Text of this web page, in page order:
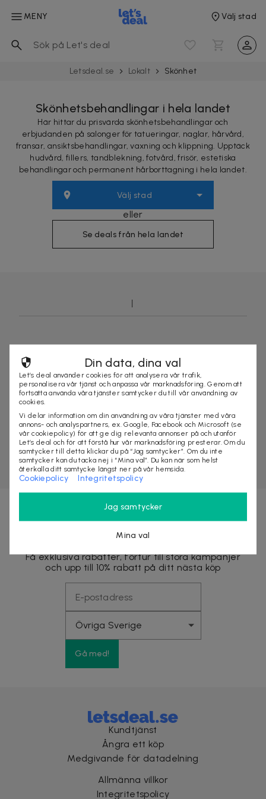
MENY Välj stad
Letsdeal.se Lokalt Skönhet
Skönhetsbehandlingar i hela landet
Här hittar du prisvärda skönhetsbehandlingar och
erbjudanden på salonger för tatueringar, naglar, hårvård,
fransar, ansiktsbehandlingar, vaxning och klippning. Upptäck
hudvård, fillers, tandblekning, fotvård, frisör, estetiska
behandlingar och permanent hårborttagning i hela landet.
Välj stad
eller
Se deals från hela landet
Nyhetsbrevet fyllt med fördelar
Få exklusiva rabatter, förtur till stora kampanjer
och upp till 10% rabatt på ditt nästa köp
Gå med!
Kundtjänst
Ångra ett köp
Medgivande för datadelning
Allmänna villkor
Integritetspolicy
Din data, dina val
Let’s deal använder cookies för att analysera vår trafik,
personalisera vår tjänst och anpassa vår marknadsföring. Genom att
fortsätta använda våra tjänster samtycker du till vår användning av
cookies.
Vi delar information om din användning av våra tjänster med våra
annons- och analyspartners, ex. Google, Facebook och Microsoft (se
vår cookiepolicy) för att ge dig relevanta annonser på och utanför
Let’s deal och för att förstå hur vår marknadsföring presterar. Om du
samtycker till detta klickar du på “Jag samtycker”. Om du inte
samtycker kan du tacka nej i “Mina val”. Du kan när som helst
återkalla ditt samtycke längst ner på vår hemsida.
Cookiepolicy Integritetspolicy
Jag samtycker
Mina val